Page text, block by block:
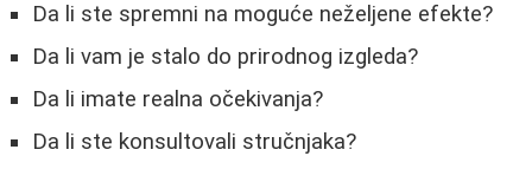
Da li ste spremni na moguće neželjene efekte?
Da li vam je stalo do prirodnog izgleda?
Da li imate realna očekivanja?
Da li ste konsultovali stručnjaka?